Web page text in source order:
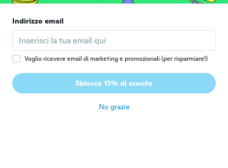
J John
Iscrizione dal 2018
Iscrizione dal 2014 · 7 recensioni · 2 caricamenti
Indirizzo email
Voglio ricevere email di marketing e promozionali (per risparmiare!)
Sblocca 15% di sconto
No grazie